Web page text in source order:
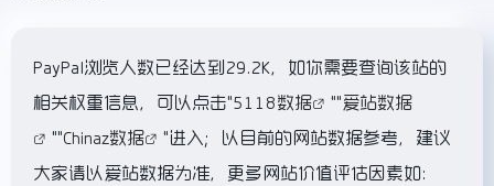
PayPal浏览人数已经达到29.2K，如你需要查询该站的
相关权重信息，可以点击"5118数据 ""爱站数据
""Chinaz数据
"进入；以目前的网站数据参考，建议
大家请以爱站数据为准，更多网站价值评估因素如：